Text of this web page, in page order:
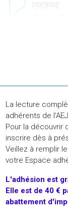
La lecture
adhérents de
Pour la découvrir
inscrire dès à
Veillez à remplir
votre Espace
L'adhésion est
Elle est de 40 €
abattement
PROPRE
CDI -
Société
privée LBO
Stage -
financière
Stage -